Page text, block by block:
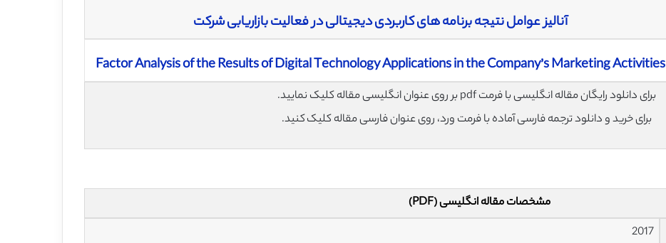
آنالیز عوامل نتیجه برنامه های کاربردی دیجیتالی در فعالیت بازاریابی شرکت
Factor Analysis of the Results of Digital Technology Applications in the Company’s Marketing Activities
برای دانلود رایگان مقاله انگلیسی با فرمت pdf بر روی عنوان انگلیسی مقاله کلیک نمایید.
برای خرید و دانلود ترجمه فارسی آماده با فرمت ورد، روی عنوان فارسی مقاله کلیک کنید.
مشخصات مقاله انگلیسی (PDF)
2017